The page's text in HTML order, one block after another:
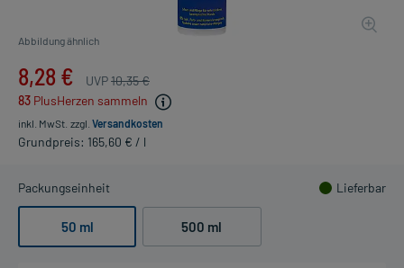
Abbildung ähnlich
8,28 € UVP10,35 €
83 PlusHerzen sammeln
inkl. MwSt. zzgl. Versandkosten
Grundpreis: 165,60 € / l
Packungseinheit Lieferbar
50 ml 500 ml